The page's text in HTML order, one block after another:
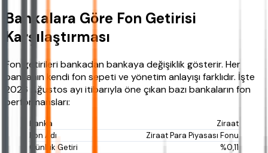
Bankalara Göre Fon Getirisi
Karşılaştırması
Fon getirileri bankadan bankaya değişiklik gösterir. Her
bankanın kendi fon sepeti ve yönetim anlayışı farklıdır. İşte
2026 Ağustos ayı itibarıyla öne çıkan bazı bankaların fon
performansları:
Ziraat
Ziraat Para Piyasası Fonu
%0,11